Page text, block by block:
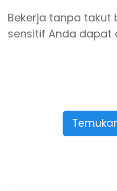
Bekerja tanpa
sensitif Anda dapat